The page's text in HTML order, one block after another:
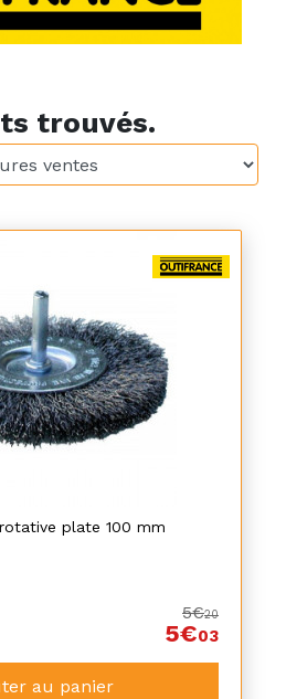
trouvés.
plate 100 mm
5€20
5€03
au panier